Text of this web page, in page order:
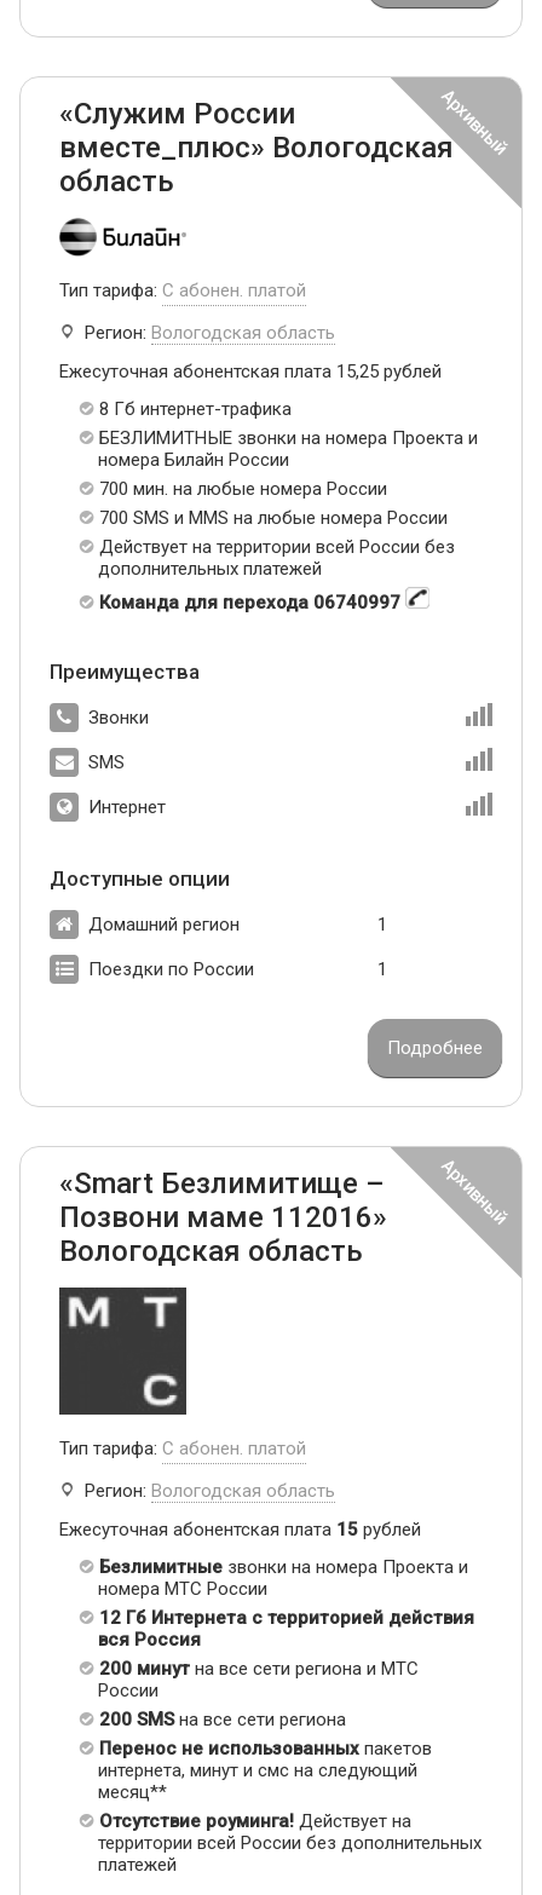
«Служим России
вместе_плюс» Вологодская
область
Тип тарифа: С абонен. платой
Регион: Вологодская область
Ежесуточная абонентская плата 15,25 рублей
8 Гб интернет-трафика
БЕЗЛИМИТНЫЕ звонки на номера Проекта и
номера Билайн России
700 мин. на любые номера России
700 SMS и MMS на любые номера России
Действует на территории всей России без
дополнительных платежей
Команда для перехода 06740997
Преимущества
Звонки
SMS
Интернет
Доступные опции
Домашний регион 1
Поездки по России 1
Подробнее
«Smart Безлимитище –
Позвони маме 112016»
Вологодская область
Тип тарифа: С абонен. платой
Регион: Вологодская область
Ежесуточная абонентская плата 15 рублей
Безлимитные звонки на номера Проекта и
номера МТС России
12 Гб Интернета с территорией действия
вся Россия
200 минут на все сети региона и МТС
России
200 SMSна все сети региона
Перенос не использованных пакетов
интернета, минут и смс на следующий
месяц**
Отсутствие роуминга! Действует на
территории всей России без дополнительных
платежей